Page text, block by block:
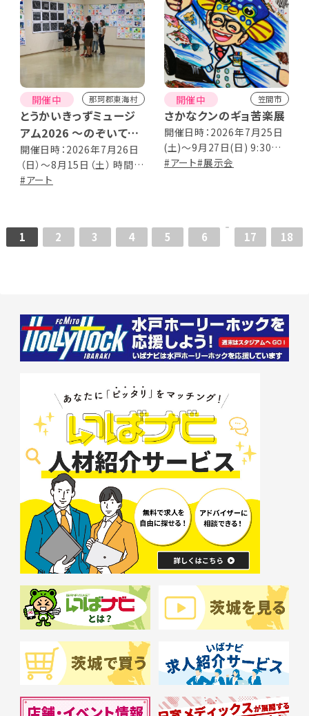
開催中 那珂郡東海村
とうかいきっずミュージ
アム2026 ～のぞいてみ
よう！図工の時間～
開催日時：2026年7月26日
（日）～8月15日（土） 時間：
10 : 00～19 : 00 （最終日は
#アート
開催中 笠間市
さかなクンのギョ苦楽展
開催日時：2026年7月25日
(土)～9月27日(日) 9:30～
17:00(入館16:30まで) 休館
#アート#展示会
1 2 3 4 5 6 17 18